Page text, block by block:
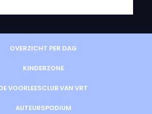
OVERZICHT PER DAG
KINDERZONE
VOORLEESCLUB VAN VRT
AUTEURSPODIUM